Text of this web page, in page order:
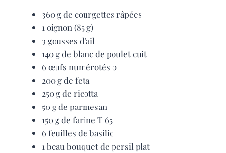
360 g de courgettes râpées
1 oignon (85 g)
3 gousses d’ail
140 g de blanc de poulet cuit
6 œufs numérotés 0
200 g de feta
250 g de ricotta
50 g de parmesan
150 g de farine T 65
6 feuilles de basilic
1 beau bouquet de persil plat